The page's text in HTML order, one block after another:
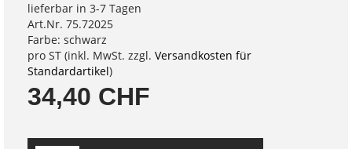
lieferbar in 3-7 Tagen
Art.Nr. 75.72025
Farbe: schwarz
pro ST (inkl. MwSt. zzgl. Versandkosten für
Standardartikel)
34,40 CHF